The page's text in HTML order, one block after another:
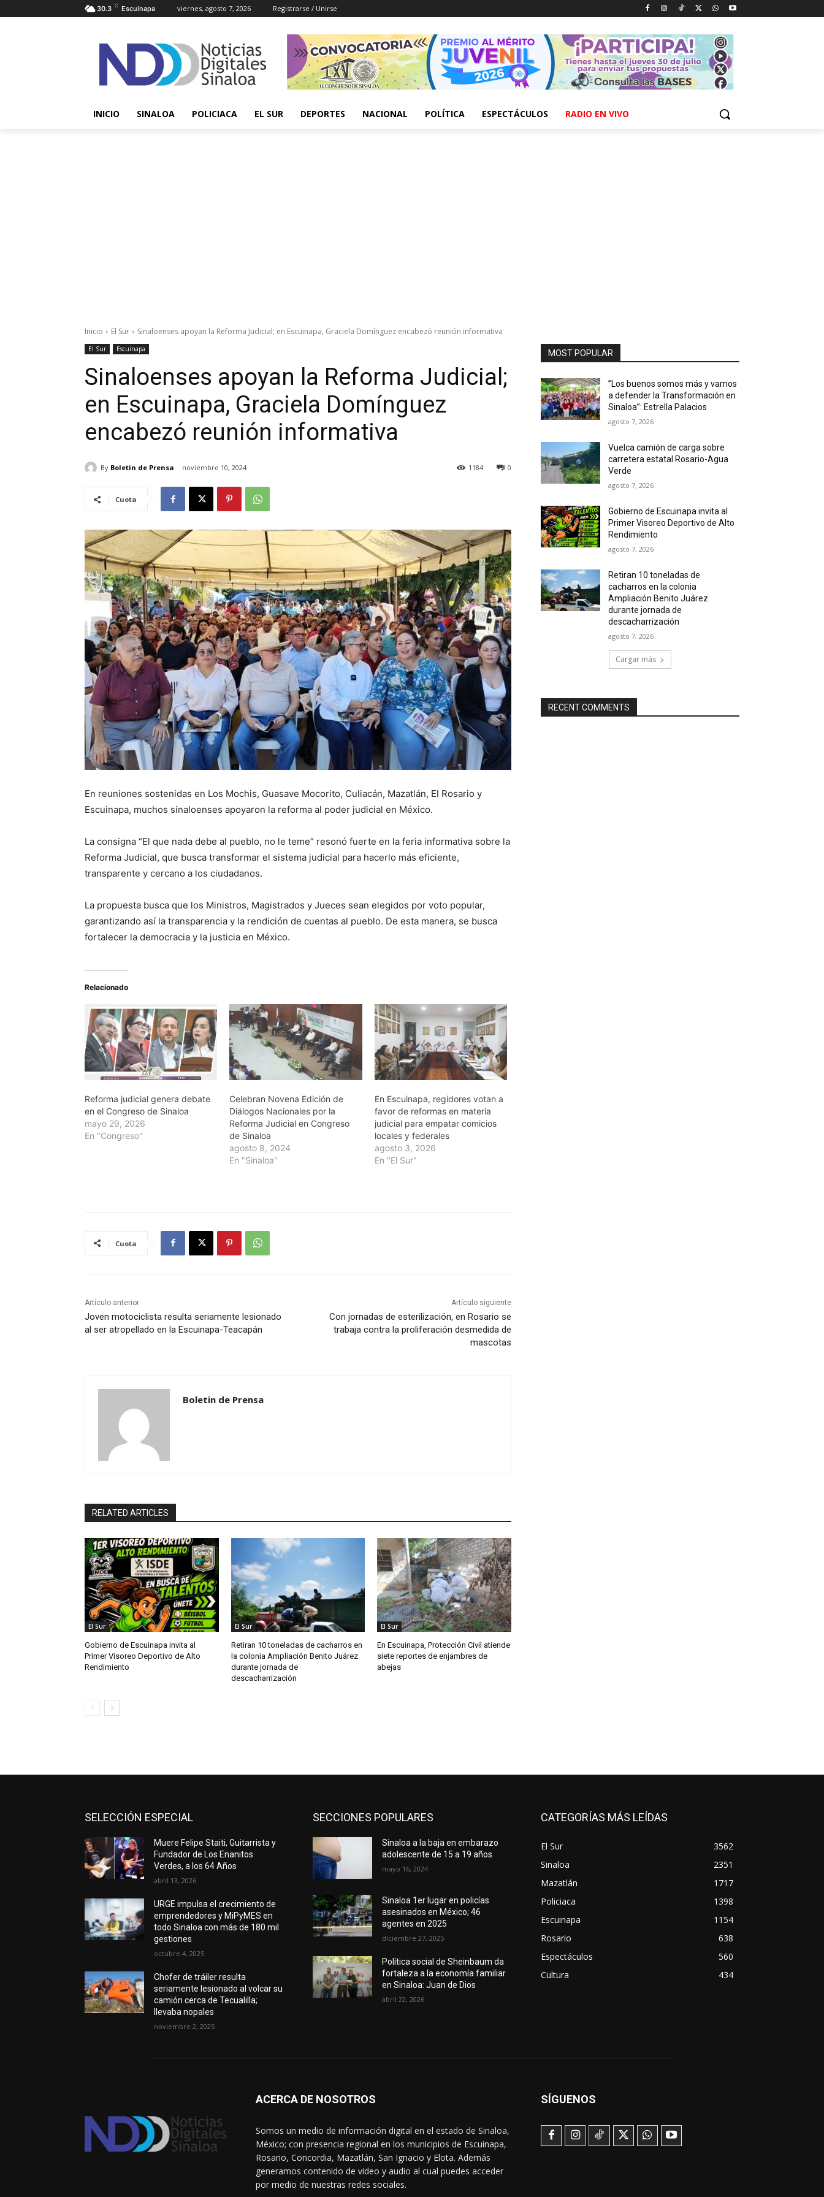
30.3 C Escuinapa viernes, agosto 7, 2026 Registrarse / Unirse
INICIO SINALOA POLICIACA EL SUR DEPORTES NACIONAL POLÍTICA ESPECTÁCULOS RADIO EN VIVO
Inicio El Sur Sinaloenses apoyan la Reforma Judicial; en Escuinapa, Graciela Domínguez encabezó reunión informativa
El Sur Escuinapa
Sinaloenses apoyan la Reforma Judicial;
en Escuinapa, Graciela Domínguez
encabezó reunión informativa
By Boletin de Prensa noviembre 10, 2024 0
1184
Cuota
En reuniones sostenidas en Los Mochis, Guasave Mocorito, Culiacán, Mazatlán, El Rosario y
Escuinapa, muchos sinaloenses apoyaron la reforma al poder judicial en México.
La consigna “El que nada debe al pueblo, no le teme” resonó fuerte en la feria informativa sobre la
Reforma Judicial, que busca transformar el sistema judicial para hacerlo más eficiente,
transparente y cercano a los ciudadanos.
La propuesta busca que los Ministros, Magistrados y Jueces sean elegidos por voto popular,
garantizando así la transparencia y la rendición de cuentas al pueblo. De esta manera, se busca
fortalecer la democracia y la justicia en México.
Relacionado
Reforma judicial genera debate
en el Congreso de Sinaloa
mayo 29, 2026
En "Congreso"
Celebran Novena Edición de
Diálogos Nacionales por la
Reforma Judicial en Congreso
de Sinaloa
agosto 8, 2024
En "Sinaloa"
En Escuinapa, regidores votan a
favor de reformas en materia
judicial para empatar comicios
locales y federales
agosto 3, 2026
En "El Sur"
Cuota
Artículo anterior
Joven motociclista resulta seriamente lesionado
al ser atropellado en la Escuinapa-Teacapán
Artículo siguiente
Con jornadas de esterilización, en Rosario se
trabaja contra la proliferación desmedida de
mascotas
Boletin de Prensa
RELATED ARTICLES
El Sur
Gobierno de Escuinapa invita al
Primer Visoreo Deportivo de Alto
Rendimiento
El Sur
Retiran 10 toneladas de cacharros en
la colonia Ampliación Benito Juárez
durante jornada de
descacharrización
El Sur
En Escuinapa, Protección Civil atiende
siete reportes de enjambres de
abejas
MOST POPULAR
”Los buenos somos más y vamos
a defender la Transformación en
Sinaloa”: Estrella Palacios
agosto 7, 2026
Vuelca camión de carga sobre
carretera estatal Rosario-Agua
Verde
agosto 7, 2026
Gobierno de Escuinapa invita al
Primer Visoreo Deportivo de Alto
Rendimiento
agosto 7, 2026
Retiran 10 toneladas de
cacharros en la colonia
Ampliación Benito Juárez
durante jornada de
descacharrización
agosto 7, 2026
Cargar más
RECENT COMMENTS
SELECCIÓN ESPECIAL
Muere Felipe Staiti, Guitarrista y
Fundador de Los Enanitos
Verdes, a los 64 Años
abril 13, 2026
URGE impulsa el crecimiento de
emprendedores y MiPyMES en
todo Sinaloa con más de 180 mil
gestiones
octubre 4, 2025
Chofer de tráiler resulta
seriamente lesionado al volcar su
camión cerca de Tecualilla;
llevaba nopales
noviembre 2, 2025
SECCIONES POPULARES
Sinaloa a la baja en embarazo
adolescente de 15 a 19 años
mayo 16, 2024
Sinaloa 1er lugar en policías
asesinados en México; 46
agentes en 2025
diciembre 27, 2025
Política social de Sheinbaum da
fortaleza a la economía familiar
en Sinaloa: Juan de Dios
abril 22, 2026
CATEGORÍAS MÁS LEÍDAS
El Sur
3562
Sinaloa
2351
Mazatlán
1717
Policiaca
1398
Escuinapa
1154
Rosario
638
Espectáculos
560
Cultura
434
ACERCA DE NOSOTROS
Somos un medio de información digital en el estado de Sinaloa,
México; con presencia regional en los municipios de Escuinapa,
Rosario, Concordia, Mazatlán, San Ignacio y Elota. Además
generamos contenido de video y audio al cual puedes acceder
por medio de nuestras redes sociales.
SÍGUENOS